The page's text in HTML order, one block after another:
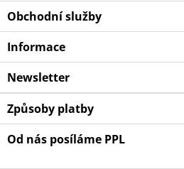
Obchodní služby
Informace
Newsletter
Způsoby platby
Od nás posíláme PPL